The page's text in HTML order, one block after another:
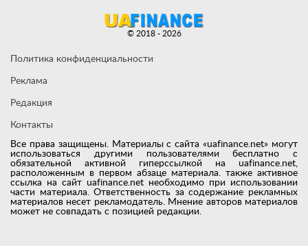
Все права защищены. Материалы с сайта «uafinance.net» могут
использоваться другими пользователями бесплатно с
обязательной активной гиперссылкой на uafinance.net,
расположенным в первом абзаце материала. также активное
ссылка на сайт uafinance.net необходимо при использовании
части материала. Ответственность за содержание рекламных
материалов несет рекламодатель. Мнение авторов материалов
может не совпадать с позицией редакции.
Политика конфиденциальности
Реклама
Редакция
Контакты
© 2018 - 2026